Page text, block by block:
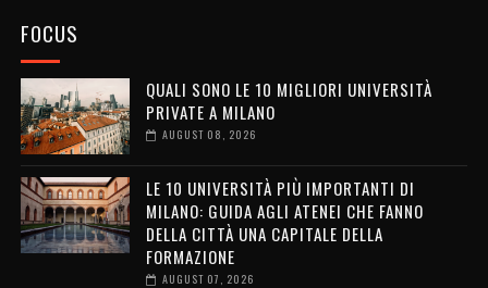
FOCUS
QUALI SONO LE 10 MIGLIORI UNIVERSITÀ
PRIVATE A MILANO
AUGUST 08, 2026
LE 10 UNIVERSITÀ PIÙ IMPORTANTI DI
MILANO: GUIDA AGLI ATENEI CHE FANNO
DELLA CITTÀ UNA CAPITALE DELLA
FORMAZIONE
AUGUST 07, 2026